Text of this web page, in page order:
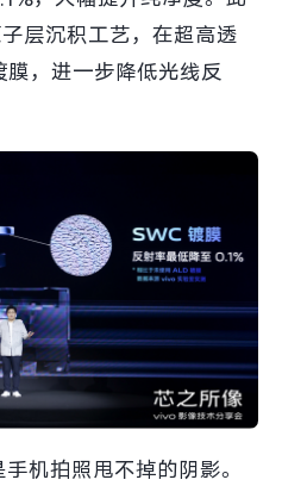
层沉积工艺，在超高透
，进一步降低光线反
机拍照甩不掉的阴影。